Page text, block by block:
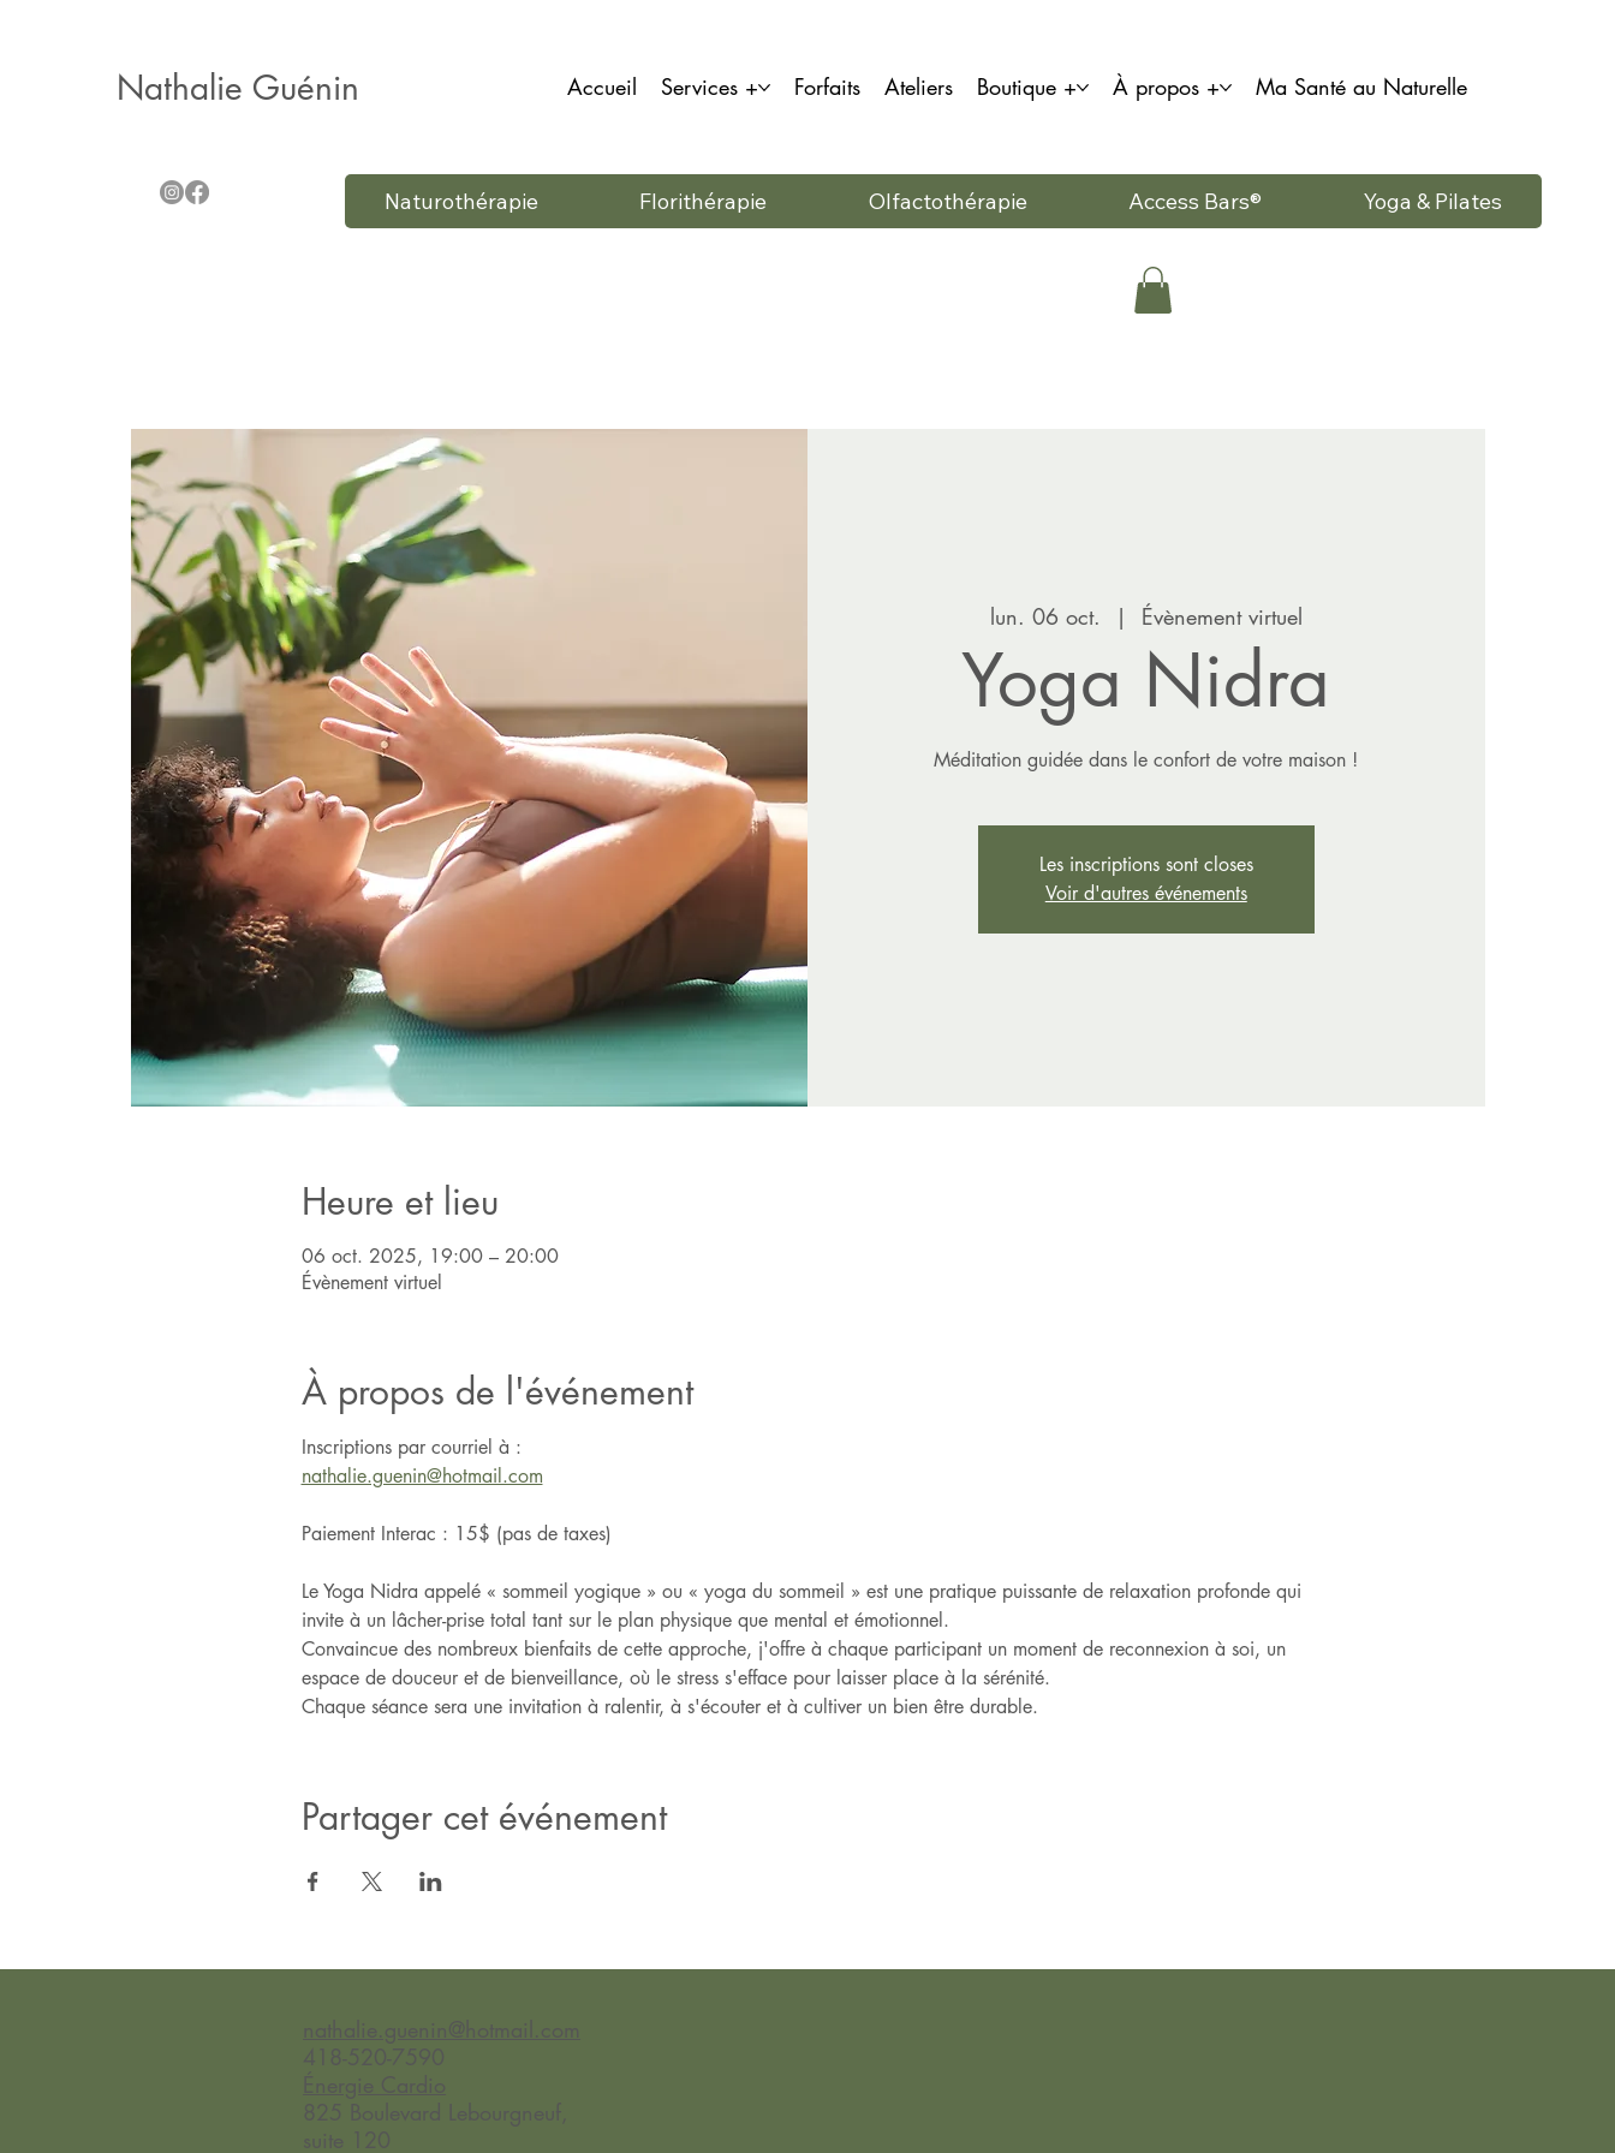
Nathalie Guénin Accueil Services + Forfaits Ateliers Boutique + À propos + Ma Santé au Naturelle
Naturothérapie Florithérapie Olfactothérapie Access Bars® Yoga & Pilates
lun. 06 oct.
  |
Évènement virtuel
Yoga Nidra
Méditation guidée dans le confort de votre maison !
Les inscriptions sont closes
Voir d'autres événements
Heure et lieu
06 oct. 2025, 19:00 – 20:00
Évènement virtuel
À propos de l'événement
Inscriptions par courriel à :
nathalie.guenin@hotmail.com
Paiement Interac : 15$ (pas de taxes)
Le Yoga Nidra appelé « sommeil yogique » ou « yoga du sommeil » est une pratique puissante de relaxation profonde qui
invite à un lâcher-prise total tant sur le plan physique que mental et émotionnel.
Convaincue des nombreux bienfaits de cette approche, j'offre à chaque participant un moment de reconnexion à soi, un
espace de douceur et de bienveillance, où le stress s'efface pour laisser place à la sérénité.
Chaque séance sera une invitation à ralentir, à s'écouter et à cultiver un bien être durable.
Partager cet événement
nathalie.guenin@hotmail.com
418-520-7590
Énergie Cardio
825 Boulevard Lebourgneuf,
suite 120